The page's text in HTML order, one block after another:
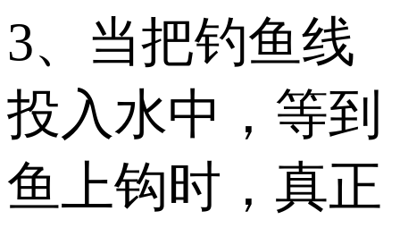
3、当把钓鱼线
投入水中，等到
鱼上钩时，真正